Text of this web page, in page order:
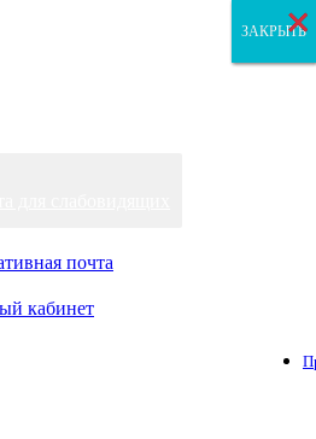
ЗАКРЫТЬ
ЗАКРЫТЬ
ЗАКРЫТЬ
×
×
×